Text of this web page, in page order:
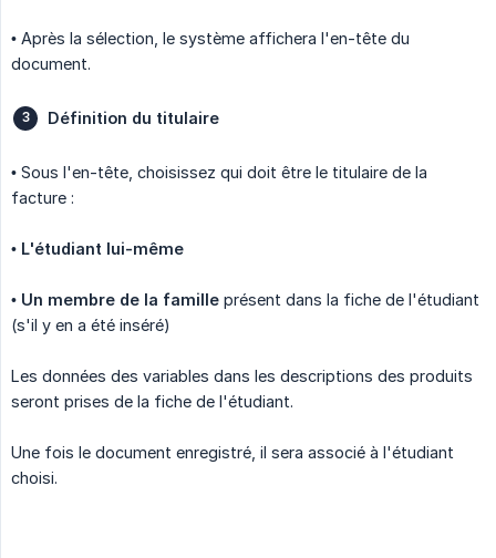
• Après la sélection, le système affichera l'en-tête du
document.
Définition du titulaire
• Sous l'en-tête, choisissez qui doit être le titulaire de la
facture :
• L'étudiant lui-même
• Un membre de la famille présent dans la fiche de l'étudiant
(s'il y en a été inséré)
Les données des variables dans les descriptions des produits
seront prises de la fiche de l'étudiant.
Une fois le document enregistré, il sera associé à l'étudiant
choisi.